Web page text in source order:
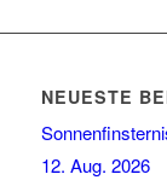
NEUESTE
12. Aug. 2026